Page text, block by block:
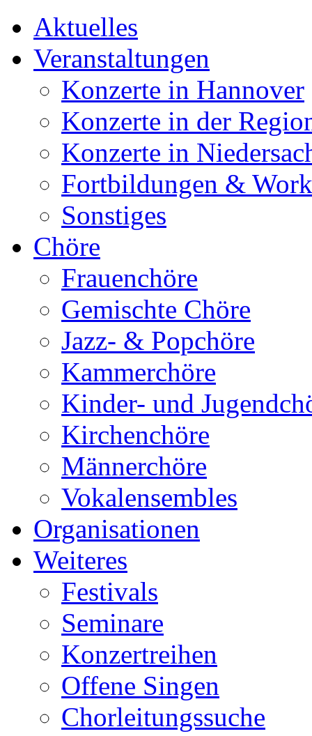
Aktuelles
Veranstaltungen
Konzerte in Hannover
Konzerte in der
Konzerte in
Fortbildungen &
Sonstiges
Chöre
Frauenchöre
Gemischte Chöre
Jazz- & Popchöre
Kammerchöre
Kinder- und
Kirchenchöre
Männerchöre
Vokalensembles
Organisationen
Weiteres
Festivals
Seminare
Konzertreihen
Offene Singen
Chorleitungssuche